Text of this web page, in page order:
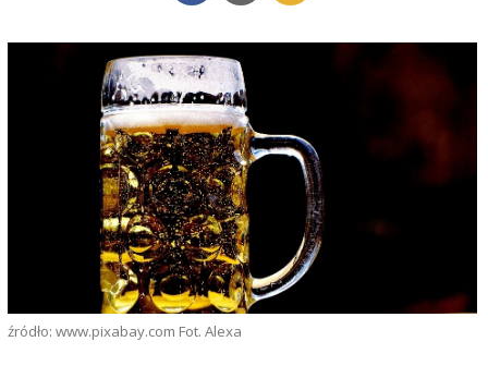
źródło: www.pixabay.com Fot. Alexa